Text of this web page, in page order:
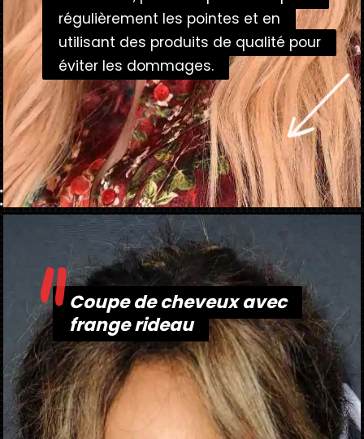
régulièrement les pointes et en
utilisant des produits de qualité pour
éviter les dommages.
régulièrement les pointes et en
utilisant des produits de qualité pour
éviter les dommages.
Coupe de cheveux avec
frange rideau
Coupe de cheveux avec
frange rideau
"